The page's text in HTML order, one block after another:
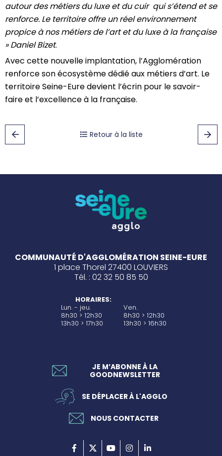
autour des métiers du luxe et du cuir qui s’étend et se
renforce. Le territoire offre un réel environnement
propice à nos métiers de l’art et du luxe à la française
» Daniel Bizet.
Avec cette nouvelle implantation, l’Agglomération
renforce son écosystème dédié aux métiers d’art. Le
territoire Seine-Eure devient l’écrin pour le savoir-
faire et l’excellence à la française.
Retour à la liste
COMMUNAUTÉ D'AGGLOMÉRATION SEINE-EURE
1 place Thorel 27400 LOUVIERS
Tél. : 02 32 50 85 50
HORAIRES:
Lun. - jeu.
8h30 > 12h30
13h30 > 17h30
Ven.
8h30 > 12h30
13h30 > 16h30
JE M’ABONNE À LA
GOODNEWSLETTER
SE DÉPLACER À L'AGGLO
NOUS CONTACTER